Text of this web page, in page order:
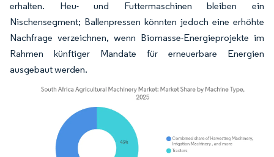
erhalten. Heu- und Futtermaschinen bleiben ein
Nischensegment; Ballenpressen könnten jedoch eine erhöhte
Nachfrage verzeichnen, wenn Biomasse-Energieprojekte im
Rahmen künftiger Mandate für erneuerbare Energien
ausgebaut werden.